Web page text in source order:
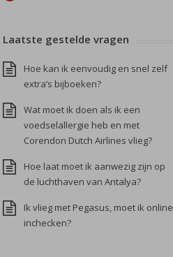
Laatste gestelde vragen
Hoe kan ik eenvoudig en snel zelf
extra’s bijboeken?
Wat moet ik doen als ik een
voedselallergie heb en met
Corendon Dutch Airlines vlieg?
Hoe laat moet ik aanwezig zijn op
de luchthaven van Antalya?
Ik vlieg met Pegasus, moet ik online
inchecken?